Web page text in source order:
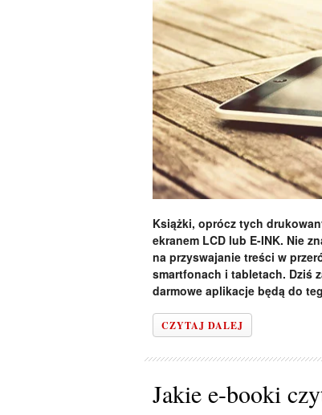
Książki, oprócz tych
ekranem LCD lub E-INK. Nie
na przyswajanie treści w
smartfonach i tabletach. Dziś
darmowe aplikacje będą do
CZYTAJ DALEJ
Jakie e-booki